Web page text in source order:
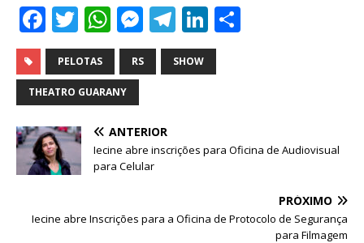
F
a
c
e
b
o
o
T
w
it
te
r
W
h
at
s
A
p
p
M
e
ss
n
g
e
T
el
e
m
Li
n
k
n
PELOTAS RS SHOW
THEATRO GUARANY
ANTERIOR
Iecine abre inscrições para Oficina de Audiovisual
para Celular
PRÓXIMO
Iecine abre Inscrições para a Oficina de Protocolo de Segurança
para Filmagem